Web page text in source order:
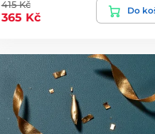
415 Kč
365 Kč
Do